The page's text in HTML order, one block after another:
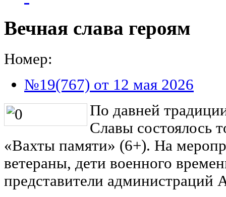
Вечная слава героям
Номер:
№19(767) от 12 мая 2026
По давней
Славы состоялось
«Вахты памяти» (6+). На
ветераны, дети военного
представители администраций